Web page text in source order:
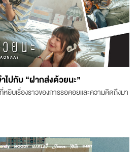
ไปกับ “ฝากส่งด้วยนะ”
ยิบเรื่องราวของการรอคอยและความคิดถึงมา